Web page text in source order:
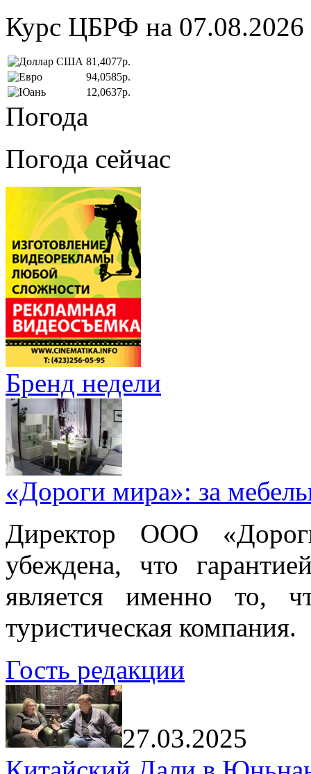
Курс ЦБРФ на 07.08.2026
81,4077р.
94,0585р.
12,0637р.
Погода
Погода сейчас
Бренд недели
«Дороги мира»: за
Директор ООО
убеждена, что
является именно то,
туристическая компания.
Гость редакции
27.03.2025